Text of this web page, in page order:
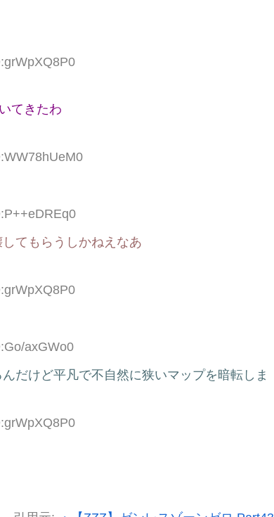
てきたわ
てもらうしかねえなあ
axGWo0
だけど平凡で不自然に狭いマップを暗転しま